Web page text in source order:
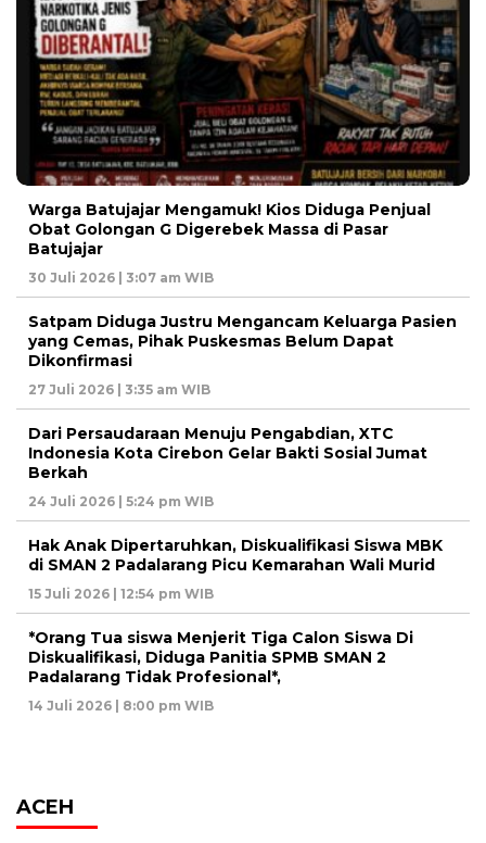
Warga Batujajar Mengamuk! Kios Diduga Penjual
Obat Golongan G Digerebek Massa di Pasar
Batujajar
30 Juli 2026 | 3:07 am WIB
Satpam Diduga Justru Mengancam Keluarga Pasien
yang Cemas, Pihak Puskesmas Belum Dapat
Dikonfirmasi
27 Juli 2026 | 3:35 am WIB
Dari Persaudaraan Menuju Pengabdian, XTC
Indonesia Kota Cirebon Gelar Bakti Sosial Jumat
Berkah
24 Juli 2026 | 5:24 pm WIB
Hak Anak Dipertaruhkan, Diskualifikasi Siswa MBK
di SMAN 2 Padalarang Picu Kemarahan Wali Murid
15 Juli 2026 | 12:54 pm WIB
*Orang Tua siswa Menjerit Tiga Calon Siswa Di
Diskualifikasi, Diduga Panitia SPMB SMAN 2
Padalarang Tidak Profesional*,
14 Juli 2026 | 8:00 pm WIB
ACEH